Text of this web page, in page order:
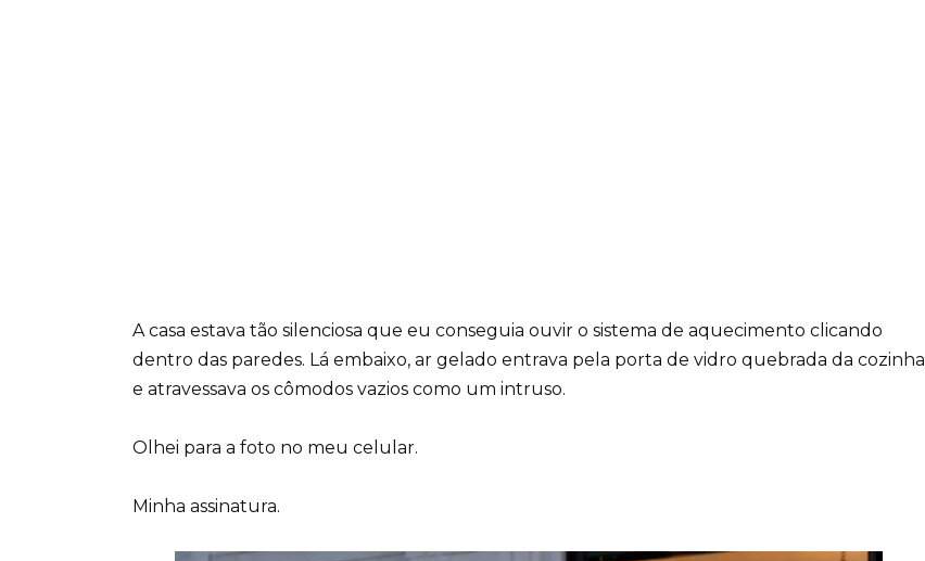
A casa estava tão silenciosa que eu conseguia ouvir o sistema de aquecimento clicando
dentro das paredes. Lá embaixo, ar gelado entrava pela porta de vidro quebrada da cozinha
e atravessava os cômodos vazios como um intruso.
Olhei para a foto no meu celular.
Minha assinatura.